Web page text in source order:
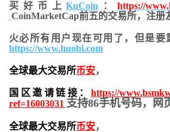
买好币上KuCoin ：https://
CoinMarketCap前五的交易所，注册
火必所有用户现在可用了，但是要
https://www.huobi.com
全球最大交易所币安，
国区邀请链接： https://
ref=16003031 支持86手机号码，网
全球最大交易所币安，